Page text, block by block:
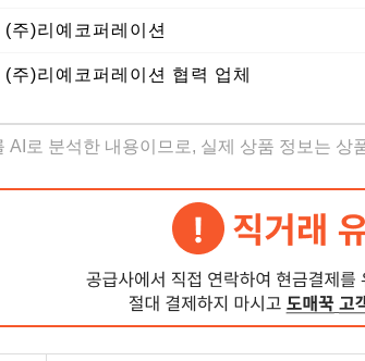
(주)리예코퍼레이션
(주)리예코퍼레이션 협력 업체
AI로 분석한 내용이므로, 실제 상품 정보는 상